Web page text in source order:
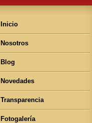
Inicio
Nosotros
Blog
Novedades
Transparencia
Fotogalería